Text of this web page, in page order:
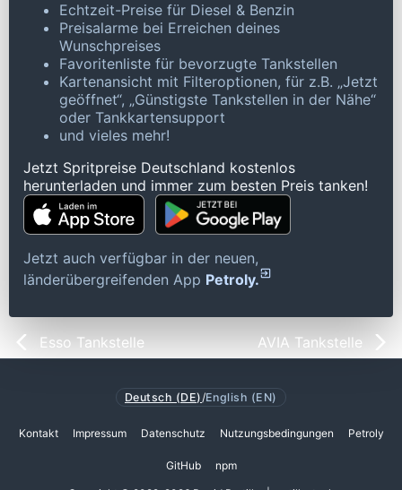
Echtzeit-Preise für Diesel & Benzin
Preisalarme bei Erreichen deines
Wunschpreises
Favoritenliste für bevorzugte Tankstellen
Kartenansicht mit Filteroptionen, für z.B. „Jetzt
geöffnet“, „Günstigste Tankstellen in der Nähe“
oder Tankkartensupport
und vieles mehr!
Jetzt Spritpreise Deutschland kostenlos
herunterladen und immer zum besten Preis tanken!
Jetzt auch verfügbar in der neuen,
länderübergreifenden App Petroly.
Esso Tankstelle AVIA Tankstelle
Deutsch (DE) /English (EN)
Kontakt Impressum Datenschutz Nutzungsbedingungen Petroly
GitHub npm